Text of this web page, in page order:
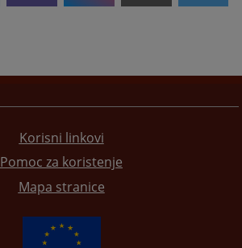
Korisni linkovi
Pomoc za koristenje
Mapa stranice